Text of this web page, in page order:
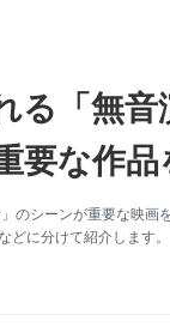
る「無音
要な作品
のシーンが重要な映画
に分けて紹介します。